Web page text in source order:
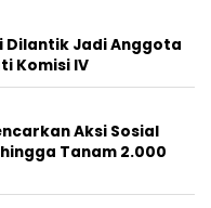
Dilantik Jadi Anggota
Komisi IV
Aksi Sosial
Tanam 2.000